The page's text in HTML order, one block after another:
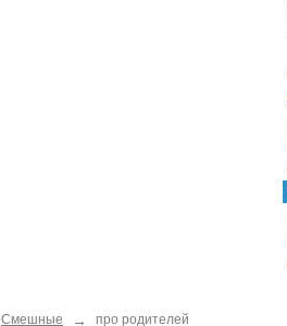
Смешные → про родителей